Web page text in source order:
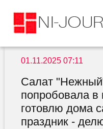
01.11.2025 07:11
Салат
попробовала в
готовлю дома
праздник -